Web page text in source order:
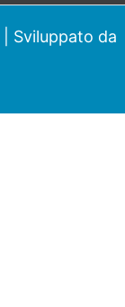
| Sviluppato da